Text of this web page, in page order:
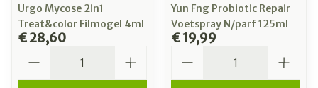
Urgo Mycose 2in1
Treat&color Filmogel 4ml
€ 28,60
Yun Fng Probiotic Repair
Voetspray N/parf 125ml
€ 19,99